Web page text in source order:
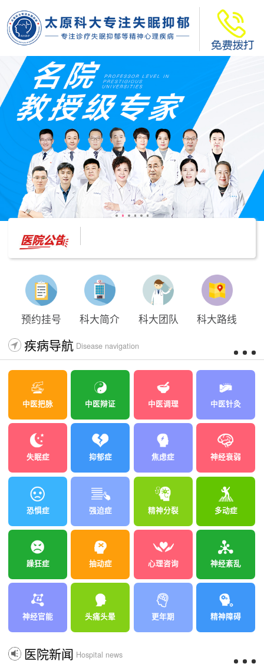
预约挂号 科大简介 科大团队 科大路线
疾病导航 Disease navigation
中医把脉 中医辩证 中医调理 中医针灸
失眠症 抑郁症 焦虑症 神经衰弱
恐惧症 强迫症 精神分裂 多动症
躁狂症 抽动症 心理咨询 神经紊乱
神经官能 头痛头晕 更年期 精神障碍
医院新闻 Hospital news